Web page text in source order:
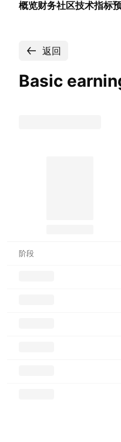
概览财务社区技术指标
返回
Basic
阶段